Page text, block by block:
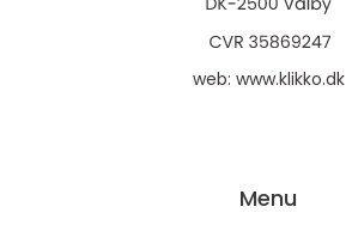
web: www.klikko.dk
Menu